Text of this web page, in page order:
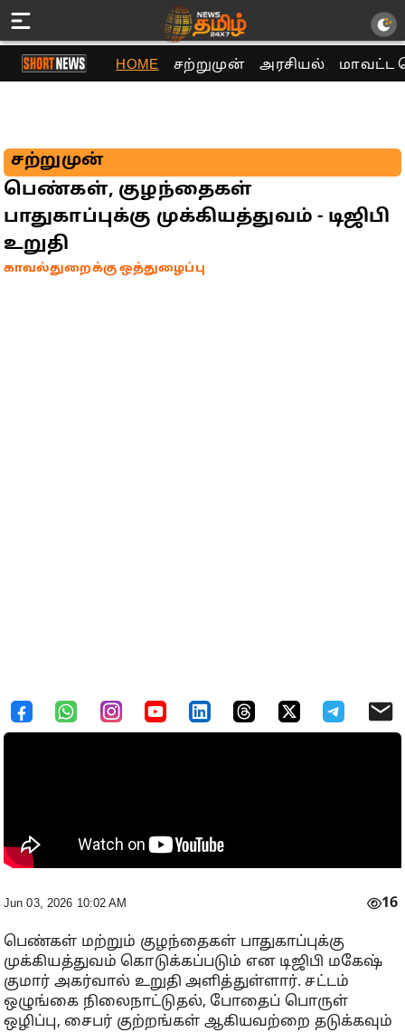
HOME சற்றுமுன் அரசியல் மாவட்ட
சற்றுமுன்
பெண்கள், குழந்தைகள்
பாதுகாப்புக்கு முக்கியத்துவம் - டிஜிபி
உறுதி
காவல்துறைக்கு ஒத்துழைப்பு
Jun 03, 2026 10:02 AM 16
பெண்கள் மற்றும் குழந்தைகள் பாதுகாப்புக்கு
முக்கியத்துவம் கொடுக்கப்படும் என டிஜிபி மகேஷ்
குமார் அகர்வால் உறுதி அளித்துள்ளார். சட்டம்
ஒழுங்கை நிலைநாட்டுதல், போதைப் பொருள்
ஒழிப்பு, சைபர் குற்றங்கள் ஆகியவற்றை தடுக்கவும்